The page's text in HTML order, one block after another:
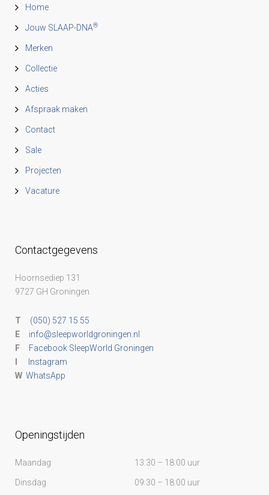
Home
Jouw SLAAP-DNA®
Merken
Collectie
Acties
Afspraak maken
Contact
Sale
Projecten
Vacature
Contactgegevens
Hoornsediep 131
9727 GH Groningen
T
(050) 527 15 55
E
info@sleepworldgroningen.nl
F
Facebook SleepWorld Groningen
Instagram
W WhatsApp
Openingstijden
Maandag 13:30 – 18:00 uur
Dinsdag 09:30 – 18:00 uur